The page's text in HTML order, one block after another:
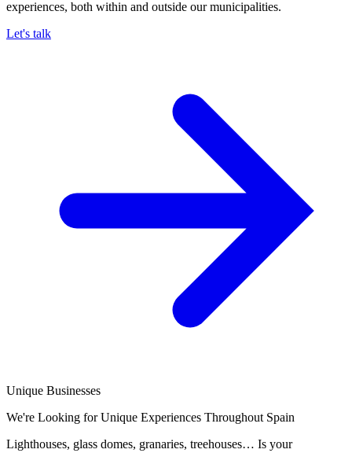
experiences, both within and outside our municipalities.
Let's talk
Unique Businesses
We're Looking for Unique Experiences Throughout Spain
Lighthouses, glass domes, granaries, treehouses… Is your